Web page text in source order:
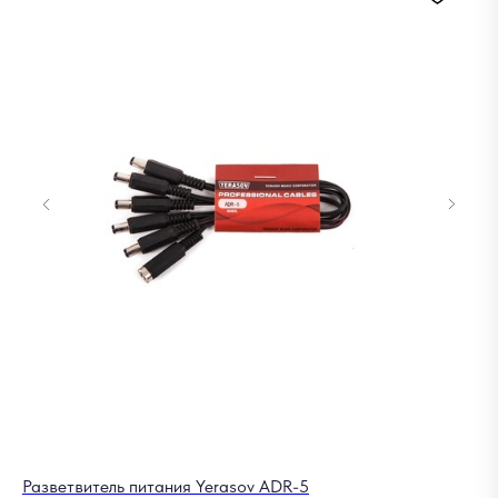
Разветвитель питания Yerasov ADR-5